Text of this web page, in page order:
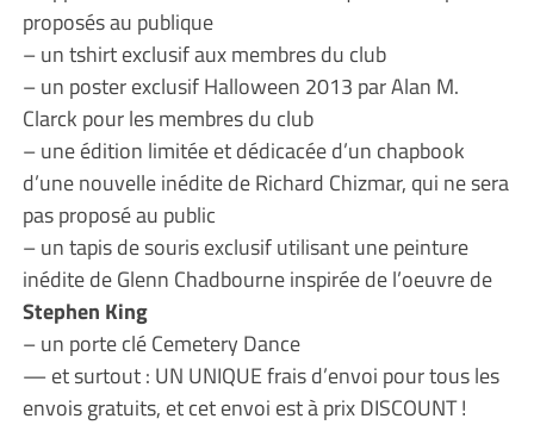
proposés au publique
– un tshirt exclusif aux membres du club
– un poster exclusif Halloween 2013 par Alan M.
Clarck pour les membres du club
– une édition limitée et dédicacée d’un chapbook
d’une nouvelle inédite de Richard Chizmar, qui ne sera
pas proposé au public
– un tapis de souris exclusif utilisant une peinture
inédite de Glenn Chadbourne inspirée de l’oeuvre de
Stephen King
– un porte clé Cemetery Dance
— et surtout : UN UNIQUE frais d’envoi pour tous les
envois gratuits, et cet envoi est à prix DISCOUNT !